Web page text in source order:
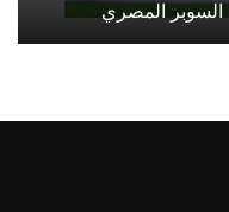
السوبر المصري